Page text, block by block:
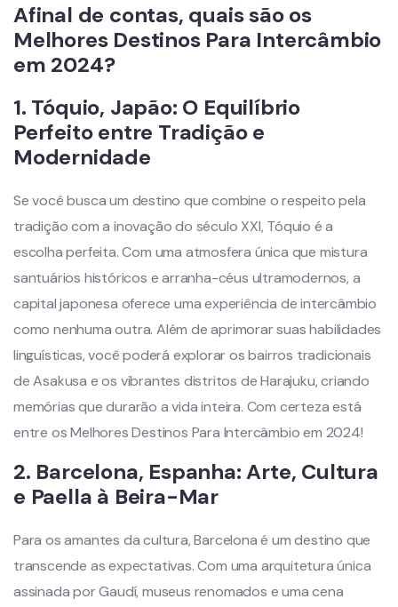
Afinal de contas, quais são os
Melhores Destinos Para Intercâmbio
em 2024?
1. Tóquio, Japão: O Equilíbrio
Perfeito entre Tradição e
Modernidade
Se você busca um destino que combine o respeito pela
tradição com a inovação do século XXI, Tóquio é a
escolha perfeita. Com uma atmosfera única que mistura
santuários históricos e arranha-céus ultramodernos, a
capital japonesa oferece uma experiência de intercâmbio
como nenhuma outra. Além de aprimorar suas habilidades
linguísticas, você poderá explorar os bairros tradicionais
de Asakusa e os vibrantes distritos de Harajuku, criando
memórias que durarão a vida inteira. Com certeza está
entre os Melhores Destinos Para Intercâmbio em 2024!
2. Barcelona, Espanha: Arte, Cultura
e Paella à Beira-Mar
Para os amantes da cultura, Barcelona é um destino que
transcende as expectativas. Com uma arquitetura única
assinada por Gaudí, museus renomados e uma cena